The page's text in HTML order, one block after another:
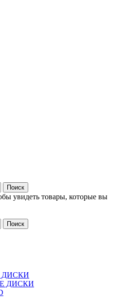
Поиск
увидеть товары, которые вы
Поиск
ДИСКИ
ДИСКИ